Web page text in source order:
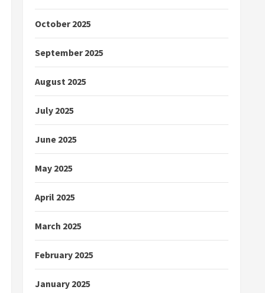
October 2025
September 2025
August 2025
July 2025
June 2025
May 2025
April 2025
March 2025
February 2025
January 2025